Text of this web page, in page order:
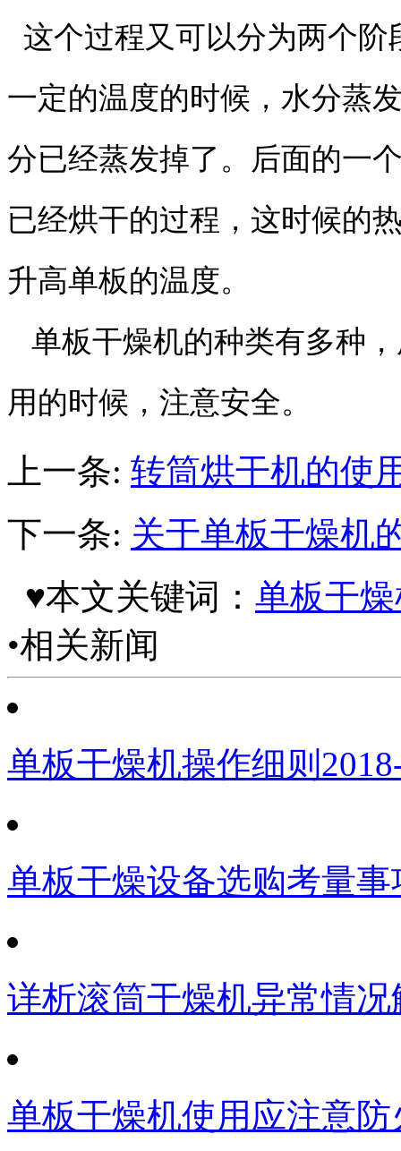
这个过程又可以分为两个
一定的温度的时候，水分蒸
分已经蒸发掉了。后面的一
已经烘干的过程，这时候的
升高单板的温度。
单板干燥机的种类有多种
用的时候，注意安全。
上一条: 转筒烘干机的使
下一条: 关于单板干燥机
♥本文关键词： 单板干
•相关新闻
单板干燥机操作细则
单板干燥设备选购考量事
详析滚筒干燥机异常情
单板干燥机使用应注意防